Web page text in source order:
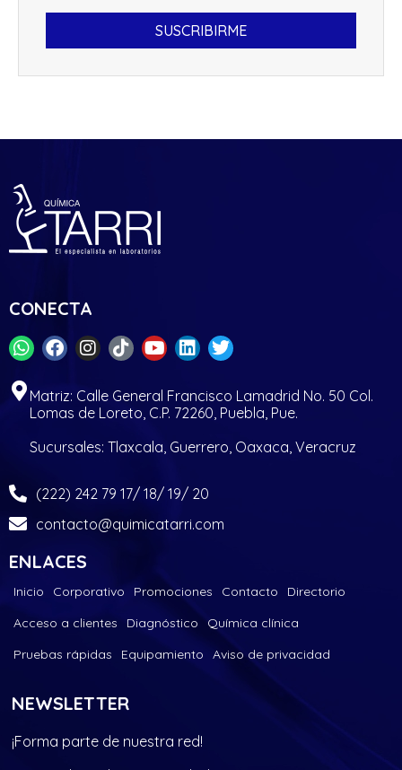
SUSCRIBIRME
CONECTA
Matriz: Calle General Francisco Lamadrid No. 50 Col.
Lomas de Loreto, C.P. 72260, Puebla, Pue.
Sucursales: Tlaxcala, Guerrero, Oaxaca, Veracruz
(222) 242 79 17/ 18/ 19/ 20
contacto@quimicatarri.com
ENLACES
Inicio Corporativo Promociones Contacto
Directorio
Acceso a clientes
Diagnóstico
Química clínica
Pruebas rápidas
Equipamiento Aviso de privacidad
NEWSLETTER
¡Forma parte de nuestra red!